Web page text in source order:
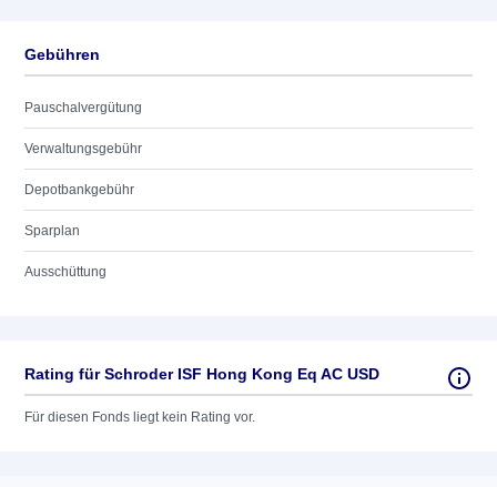
Gebühren
Pauschalvergütung
Verwaltungsgebühr
Depotbankgebühr
Sparplan
Ausschüttung
Rating für Schroder ISF Hong Kong Eq AC USD
Für diesen Fonds liegt kein Rating vor.